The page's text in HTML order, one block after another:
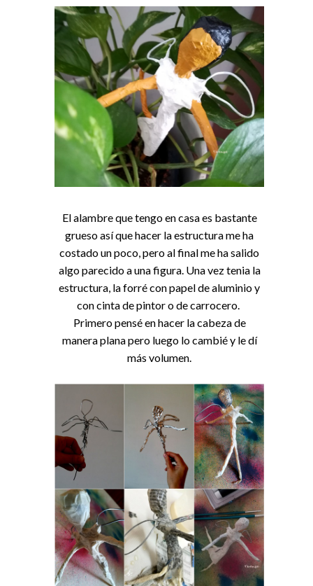
El alambre que tengo en casa es bastante
grueso así que hacer la estructura me ha
costado un poco, pero al final me ha salido
algo parecido a una figura. Una vez tenia la
estructura, la forré con papel de aluminio y
con cinta de pintor o de carrocero.
Primero pensé en hacer la cabeza de
manera plana pero luego lo cambié y le dí
más volumen.